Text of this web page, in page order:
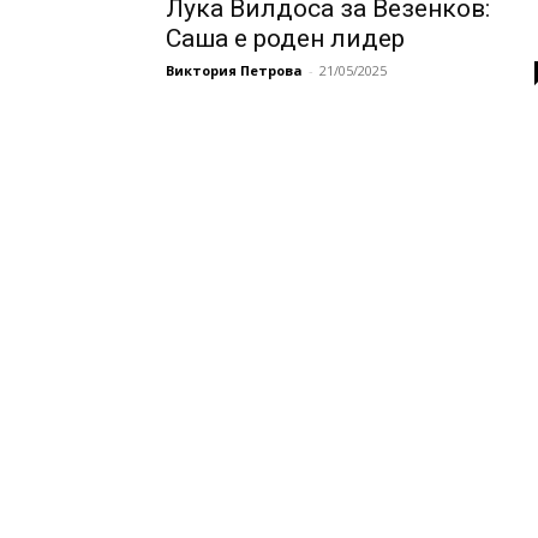
Лука Вилдоса за Везенков:
Саша е роден лидер
Виктория Петрова - 21/05/2025